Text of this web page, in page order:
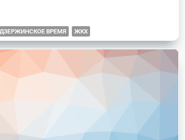
ДЗЕРЖИНСКОЕ ВРЕМЯ ЖКХ